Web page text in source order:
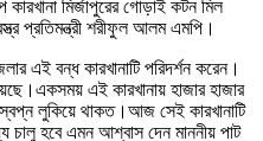
কারখানা মির্জাপুরের গোড়াই কটন মিল
প্রতিমন্ত্রী শরীফুল আলম এমপি।
এই বন্ধ কারখানাটি পরিদর্শন করেন।
এই কারখানায় হাজার হাজার
স্বপ্ন লুকিয়ে থাকত।আজ সেই কারখানাটি
হবে এমন আশ্বাস দেন মাননীয় পাট